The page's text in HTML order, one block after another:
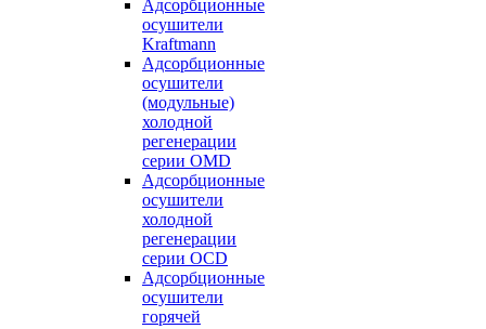
Адсорбционные
осушители
Kraftmann
Адсорбционные
осушители
(модульные)
холодной
регенерации
серии OMD
Адсорбционные
осушители
холодной
регенерации
серии OCD
Адсорбционные
осушители
горячей